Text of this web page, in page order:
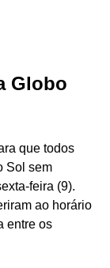
Globo
que todos
Sol sem
feira (9).
ao horário
entre os